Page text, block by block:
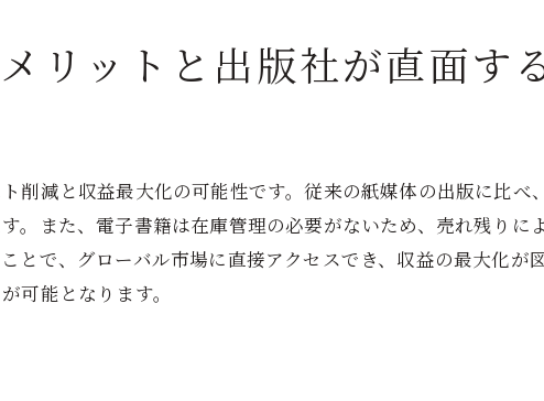
新たな広告モデルの提案
5Gと高速通信の影響
VR/ARによる新たな読書体験
リットと出版社が直面す
削減と収益最大化の可能性です。従来の紙媒体の出版に比
。また、電子書籍は在庫管理の必要がないため、売れ残り
とで、グローバル市場に直接アクセスでき、収益の最大化
可能となります。